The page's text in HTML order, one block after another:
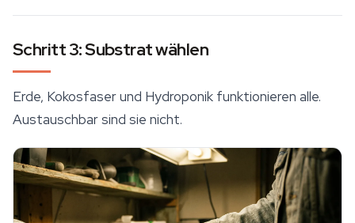
Schritt 3: Substrat wählen
Erde, Kokosfaser und Hydroponik funktionieren alle.
Austauschbar sind sie nicht.